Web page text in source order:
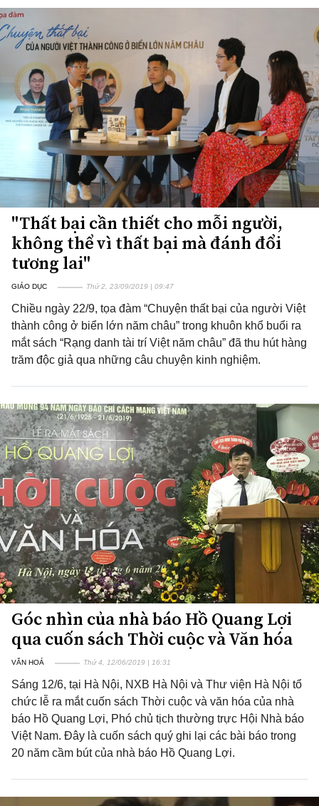
"Thất bại cần thiết cho mỗi người,
không thể vì thất bại mà đánh đổi
tương lai"
GIÁO DỤC Thứ 2, 23/09/2019 | 09:47
Chiều ngày 22/9, tọa đàm “Chuyện thất bại của người Việt
thành công ở biển lớn năm châu” trong khuôn khổ buổi ra
mắt sách “Rạng danh tài trí Việt năm châu” đã thu hút hàng
trăm độc giả qua những câu chuyện kinh nghiệm.
Góc nhìn của nhà báo Hồ Quang Lợi
qua cuốn sách Thời cuộc và Văn hóa
VĂN HOÁ Thứ 4, 12/06/2019 | 16:31
Sáng 12/6, tại Hà Nội, NXB Hà Nội và Thư viện Hà Nội tổ
chức lễ ra mắt cuốn sách Thời cuộc và văn hóa của nhà
báo Hồ Quang Lợi, Phó chủ tịch thường trực Hội Nhà báo
Việt Nam. Đây là cuốn sách quý ghi lại các bài báo trong
20 năm cầm bút của nhà báo Hồ Quang Lợi.